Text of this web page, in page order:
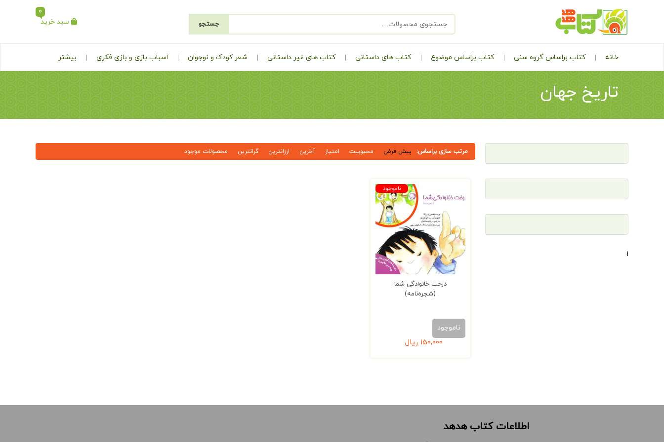
جستجو سبد خرید
0
خانه کتاب براساس گروه سنی کتاب براساس موضوع کتاب های داستانی کتاب های غیر داستانی شعر کودک و نوجوان اسباب بازی و بازی فکری بیشتر
تاریخ جهان
1
مرتب سازی براساس: پیش فرض محبوبیت امتیاز آخرین ارزانترین گرانترین محصولات موجود
درخت خانوادگی شما
(شجره‌نامه)
150,000 ریال
ناموجود
ناموجود
اطلاعات کتاب هدهد